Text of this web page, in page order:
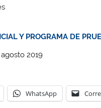
Y PROGRAMA DE
2019
WhatsApp